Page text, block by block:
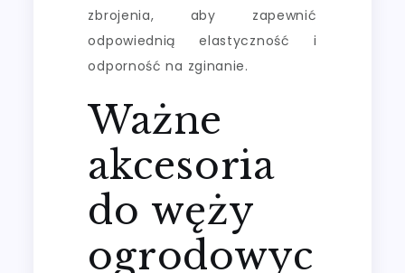
zbrojenia, aby zapewnić
odpowiednią elastyczność i
odporność na zginanie.
Ważne
akcesoria
do węży
ogrodowyc